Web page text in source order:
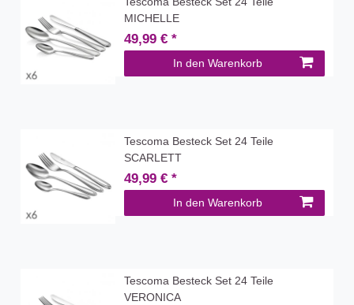
MICHELLE
49,99 € *
In den Warenkorb
Tescoma Besteck Set 24 Teile
SCARLETT
49,99 € *
In den Warenkorb
Tescoma Besteck Set 24 Teile
VERONICA